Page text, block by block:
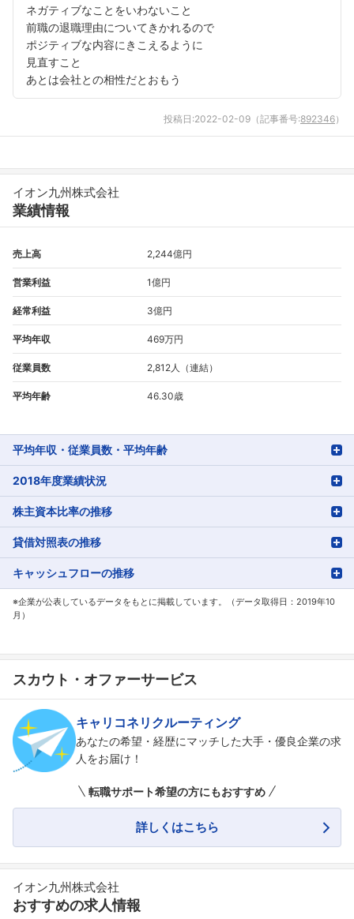
ネガティブなことをいわないこと
前職の退職理由についてきかれるので
ポジティブな内容にきこえるように
見直すこと
あとは会社との相性だとおもう
投稿日:2022-02-09 （記事番号:892346）
イオン九州株式会社
業績情報
売上高 2,244億円
営業利益 1億円
経常利益 3億円
平均年収 469万円
従業員数 2,812人（連結）
平均年齢 46.30歳
平均年収・従業員数・平均年齢
2018年度業績状況
株主資本比率の推移
貸借対照表の推移
キャッシュフローの推移
※企業が公表しているデータをもとに掲載しています。（データ取得日：2019年10
月）
スカウト・オファーサービス
キャリコネリクルーティング
あなたの希望・経歴にマッチした大手・優良企業の求
人をお届け！
転職サポート希望の方にもおすすめ
詳しくはこちら
イオン九州株式会社
おすすめの求人情報